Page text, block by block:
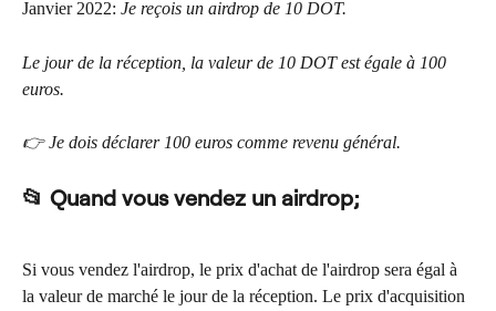
Janvier 2022: Je reçois un airdrop de 10 DOT.
Le jour de la réception, la valeur de 10 DOT est égale à 100
euros.
👉 Je dois déclarer 100 euros comme revenu général.
📂 Quand vous vendez un airdrop;
Si vous vendez l'airdrop, le prix d'achat de l'airdrop sera égal à
la valeur de marché le jour de la réception. Le prix d'acquisition